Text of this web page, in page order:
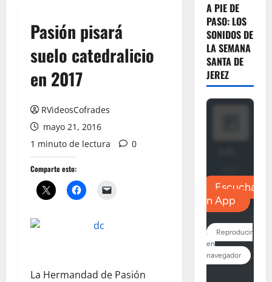
Pasión pisará
suelo catedralicio
en 2017
RVideosCofrades
mayo 21, 2016
1 minuto de lectura
0
Comparte esto:
La Hermandad de Pasión
A PIE DE
PASO: LOS
SONIDOS DE
LA SEMANA
SANTA DE
JEREZ